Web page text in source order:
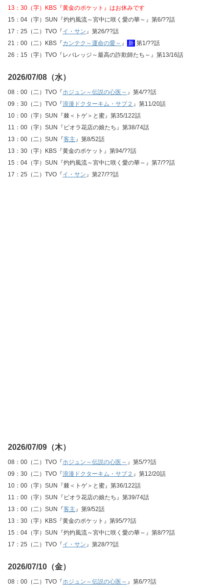
13：30（字）KBS『黄金のポケット』はお休みです
15：04（字）SUN『灼灼風流～宮中に咲く愛の華～』第6/??話
17：25（二）TVO『イ・サン』第26/??話
21：00（二）KBS『カンテク～運命の愛～ 』 新 第1/??話
26：15（字）TVO『レバレッジ～最高の詐欺師たち～』第13/16話
2026/07/08（水）
08：00（二）TVO『ホジュン～伝説の心医～ 』第4/??話
09：30（二）TVO『浪漫ドクターキム・サブ２ 』第11/20話
10：00（字）SUN『棘＜トゲ＞と蜜』第35/122話
11：00（字）SUN『ピオラ花店の娘たち』第38/74話
13：00（二）SUN『客主』第8/52話
13：30（字）KBS『黄金のポケット』第94/??話
15：04（字）SUN『灼灼風流～宮中に咲く愛の華～』第7/??話
17：25（二）TVO『イ・サン』第27/??話
2026/07/09（木）
08：00（二）TVO『ホジュン～伝説の心医～ 』第5/??話
09：30（二）TVO『浪漫ドクターキム・サブ２ 』第12/20話
10：00（字）SUN『棘＜トゲ＞と蜜』第36/122話
11：00（字）SUN『ピオラ花店の娘たち』第39/74話
13：00（二）SUN『客主』第9/52話
13：30（字）KBS『黄金のポケット』第95/??話
15：04（字）SUN『灼灼風流～宮中に咲く愛の華～』第8/??話
17：25（二）TVO『イ・サン』第28/??話
2026/07/10（金）
08：00（二）TVO『ホジュン～伝説の心医～ 』第6/??話